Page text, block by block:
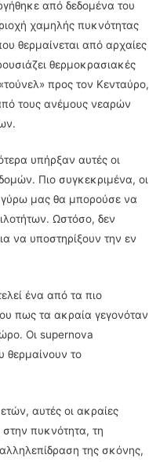
από δεδομένα του
χαμηλής πυκνότητας
θερμαίνεται από αρχαίες
θερμοκρασιακές
προς τον Κενταύρο,
τους ανέμους νεαρών
υπήρξαν αυτές οι
Πιο συγκεκριμένα, οι
γύρω μας θα μπορούσε να
Ωστόσο, δεν
να υποστηρίξουν την εν
ένα από τα πιο
πως τα ακραία γεγονόταν
Οι supernova
θερμαίνουν το
αυτές οι ακραίες
πυκνότητα, τη
της σκόνης,